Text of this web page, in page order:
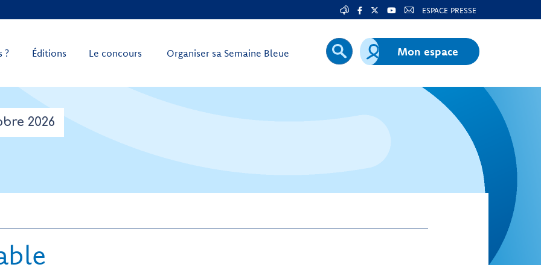
ESPACE PRESSE
? Éditions Le concours Organiser sa Semaine Bleue Mon espace
2026